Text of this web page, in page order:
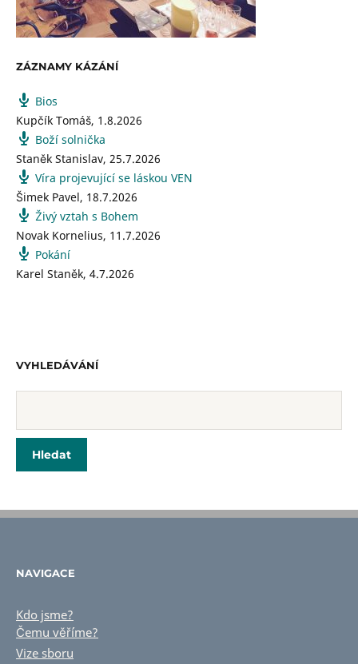
ZÁZNAMY KÁZÁNÍ
Bios
Kupčík Tomáš, 1.8.2026
Boží solnička
Staněk Stanislav, 25.7.2026
Víra projevující se láskou VEN
Šimek Pavel, 18.7.2026
Živý vztah s Bohem
Novak Kornelius, 11.7.2026
Pokání
Karel Staněk, 4.7.2026
VYHLEDÁVÁNÍ
NAVIGACE
Kdo jsme?
Čemu věříme?
Vize sboru